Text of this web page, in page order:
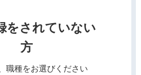
をされていない
方
職種をお選びください